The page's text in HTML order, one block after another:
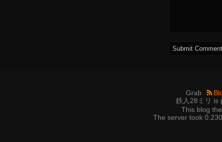
Grab
鉄人28ミリ
This blog
The server took